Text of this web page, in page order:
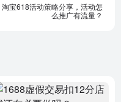
淘宝618活动策略分享，活动怎
么推广有流量？